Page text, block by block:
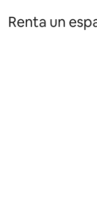
Renta un